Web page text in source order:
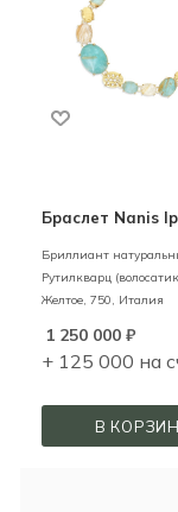
Браслет Nanis
Бриллиант
Рутилкварц
Желтое, 750, Италия
1 250 000 ₽
+ 125 000 на
В